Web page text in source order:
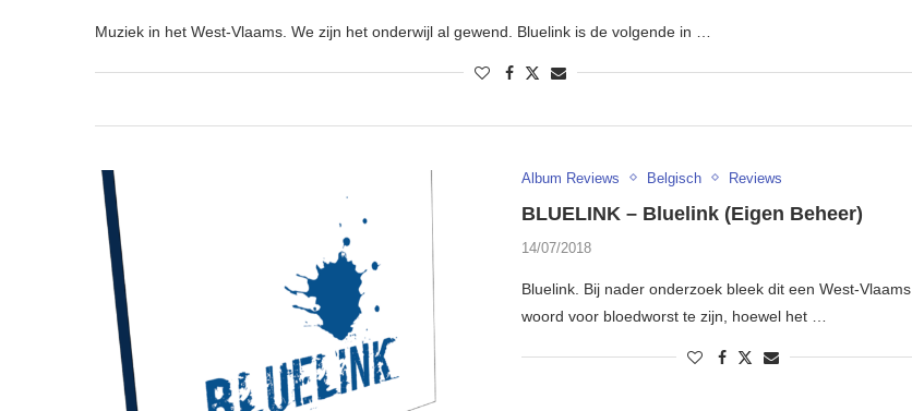
Muziek in het West-Vlaams. We zijn het onderwijl al gewend. Bluelink is de volgende in …
Album Reviews Belgisch Reviews
BLUELINK – Bluelink (Eigen Beheer)
14/07/2018
Bluelink. Bij nader onderzoek bleek dit een West-Vlaams
woord voor bloedworst te zijn, hoewel het …